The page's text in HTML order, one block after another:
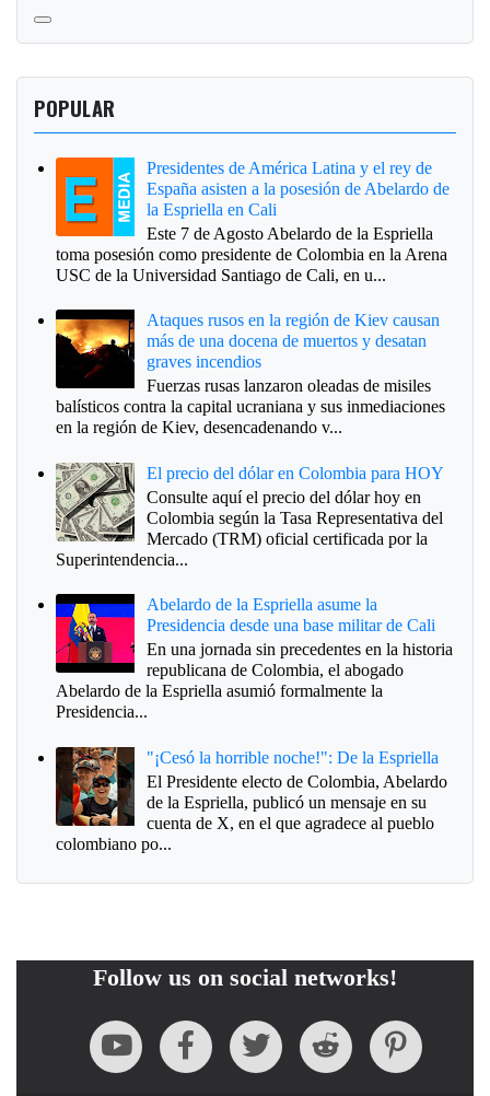
POPULAR
Presidentes de América Latina y el rey de
España asisten a la posesión de Abelardo de
la Espriella en Cali
Este 7 de Agosto Abelardo de la Espriella
toma posesión como presidente de Colombia en la Arena
USC de la Universidad Santiago de Cali, en u...
Ataques rusos en la región de Kiev causan
más de una docena de muertos y desatan
graves incendios
Fuerzas rusas lanzaron oleadas de misiles
balísticos contra la capital ucraniana y sus inmediaciones
en la región de Kiev, desencadenando v...
El precio del dólar en Colombia para HOY
Consulte aquí el precio del dólar hoy en
Colombia según la Tasa Representativa del
Mercado (TRM) oficial certificada por la
Superintendencia...
Abelardo de la Espriella asume la
Presidencia desde una base militar de Cali
En una jornada sin precedentes en la historia
republicana de Colombia, el abogado
Abelardo de la Espriella asumió formalmente la
Presidencia...
"¡Cesó la horrible noche!": De la Espriella
El Presidente electo de Colombia, Abelardo
de la Espriella, publicó un mensaje en su
cuenta de X, en el que agradece al pueblo
colombiano po...
Follow us on social networks!